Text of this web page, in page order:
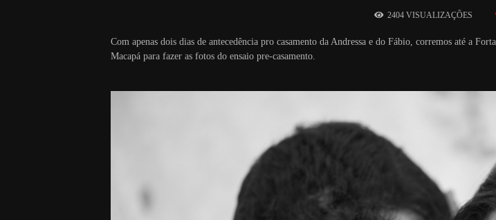
2404 VISUALIZAÇÕES
Com apenas dois dias de antecedência pro casamento da Andressa e do Fábio, corremos até a
Macapá para fazer as fotos do ensaio pre-casamento.